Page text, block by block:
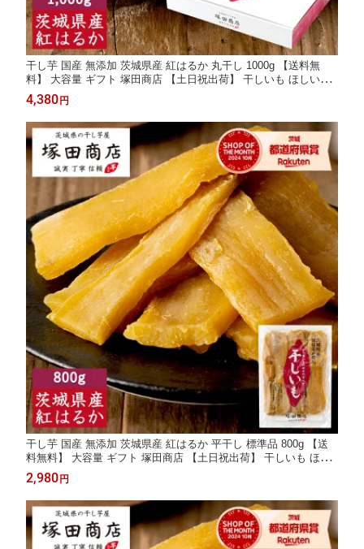
干し芋 国産 無添加 茨城県産 紅はるか 丸干し 1000g 【送料無
料】 大容量 ギフト 塚田商店 【土日祝出荷】 干しいも ほしいも
さつまいも 和菓子 スイーツ おやつ お取り寄せ
4,380円
干し芋 国産 無添加 茨城県産 紅はるか 平干し 標準品 800g 【送
料無料】 大容量 ギフト 塚田商店 【土日祝出荷】 干しいも ほし
いも さつまいも 和菓子 スイーツ おやつ お取り寄せ プレゼント
2,980円